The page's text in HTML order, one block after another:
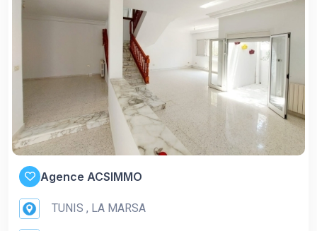
Agence ACSIMMO
TUNIS , LA MARSA